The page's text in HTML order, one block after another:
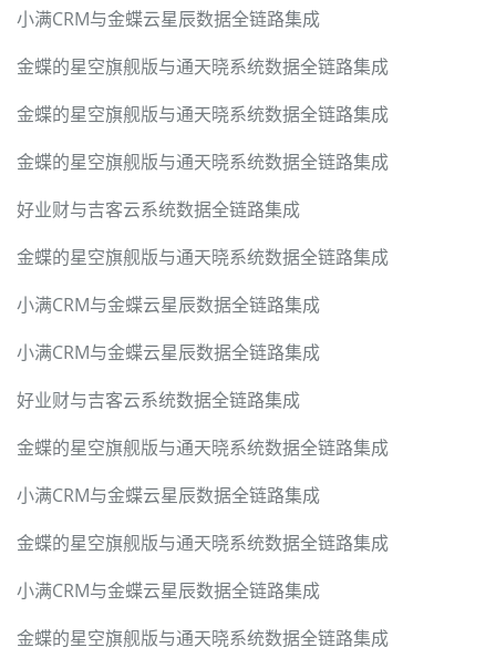
小满CRM与金蝶云星辰数据全链路集成
金蝶的星空旗舰版与通天晓系统数据全链路集成
金蝶的星空旗舰版与通天晓系统数据全链路集成
金蝶的星空旗舰版与通天晓系统数据全链路集成
好业财与吉客云系统数据全链路集成
金蝶的星空旗舰版与通天晓系统数据全链路集成
小满CRM与金蝶云星辰数据全链路集成
小满CRM与金蝶云星辰数据全链路集成
好业财与吉客云系统数据全链路集成
金蝶的星空旗舰版与通天晓系统数据全链路集成
小满CRM与金蝶云星辰数据全链路集成
金蝶的星空旗舰版与通天晓系统数据全链路集成
小满CRM与金蝶云星辰数据全链路集成
金蝶的星空旗舰版与通天晓系统数据全链路集成